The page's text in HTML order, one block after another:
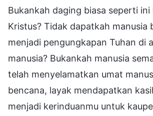
Bukankah daging biasa seperti ini
Kristus? Tidak dapatkah manusia
menjadi pengungkapan Tuhan di
manusia? Bukankah manusia
telah menyelamatkan umat
bencana, layak mendapatkan
menjadi kerinduanmu untuk